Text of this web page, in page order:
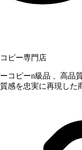
ピー専門店
コピーn級品 、高品
感を忠実に再現した